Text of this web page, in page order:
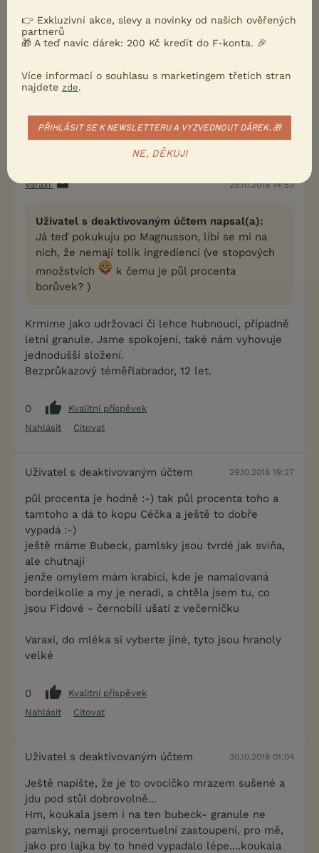
Uživatel s deaktivovaným účtem 27.10.2018 23:20
Já teď pokukuju po Magnusson, líbí se mi na nich,
množstvích
k čemu je půl procenta borůvek? )
Kvalitní příspěvek
Nahlásit
Citovat
Varaxi 29.10.2018 14:53
Uživatel s deaktivovaným účtem napsal(a):
Já teď pokukuju po Magnusson, líbí se mi na
nich, že nemají tolik ingrediencí (ve stopových
množstvích
k čemu je půl procenta
borůvek? )
Krmíme jako udržovací či lehce hubnoucí, případně
letní granule. Jsme spokojeni, také nám vyhovuje
jednodušší složení.
Bezprůkazový téměřlabrador, 12 let.
0
Kvalitní příspěvek
Nahlásit
Citovat
Uživatel s deaktivovaným účtem 29.10.2018 19:27
půl procenta je hodně :-) tak půl procenta toho a
tamtoho a dá to kopu Céčka a ještě to dobře
vypadá :-)
ještě máme Bubeck, pamlsky jsou tvrdé jak sviňa,
ale chutnají
jenže omylem mám krabici, kde je namalovaná
bordelkolie a my je neradi, a chtěla jsem tu, co
jsou Fidové - černobílí ušatí z večerníčku
Varaxi, do mléka si vyberte jiné, tyto jsou hranoly
velké
0
Kvalitní příspěvek
Nahlásit
Citovat
Uživatel s deaktivovaným účtem 30.10.2018 01:04
Ještě napište, že je to ovocíčko mrazem sušené a
jdu pod stůl dobrovolně...
Hm, koukala jsem i na ten bubeck- granule ne
pamlsky, nemají procentuelní zastoupení, pro mě,
jako pro lajka by to hned vypadalo lépe....koukala
👉 Exkluzivní akce, slevy a novinky od našich ověřených
partnerů
🎁 A teď navíc dárek: 200 Kč kredit do F-konta. 🎉
Více informací o souhlasu s marketingem třetích stran
najdete zde.
PŘIHLÁSIT SE K NEWSLETTERU A VYZVEDNOUT DÁREK. 🎁
NE, DĚKUJI